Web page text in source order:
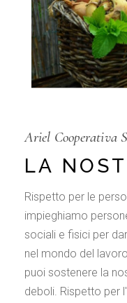
Ariel Cooperativa
LA
Rispetto per le
impieghiamo
sociali e fisici per
nel mondo del
puoi sostenere la
deboli. Rispetto per